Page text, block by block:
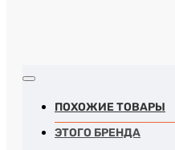
ПОХОЖИЕ ТОВАРЫ
ЭТОГО БРЕНДА